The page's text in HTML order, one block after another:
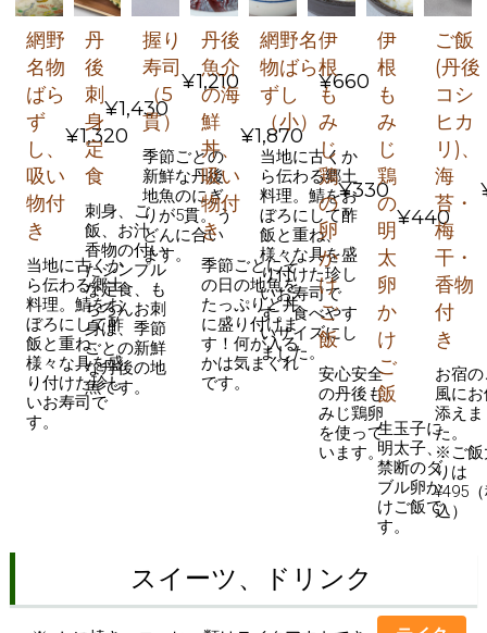
網野
名物
ばら
ず
し、
吸い
物付
き
¥1,320
当地に古くか
ら伝わる郷土
料理。鯖をお
ぼろにして酢
飯と重ね、
様々な具を盛
り付けた珍し
いお寿司で
す。
丹
後
刺
身
定
食
¥1,430
刺身、ご
飯、お汁、
香物の付い
たシンプル
な定食、も
ちろんお刺
身は、季節
ごとの新鮮
な丹後の地
魚です。
握り
寿司
（5
貫）
¥1,210
季節ごとの
新鮮な丹後
地魚のにぎ
りが5貫。う
どんに合い
ます。
丹後
魚介
の海
鮮
丼、
吸い
物付
き
¥1,870
季節ごとにそ
の日の地魚を
たっぷりと丼
に盛り付けま
す！何が入る
かは気まぐれ
です。
網野名
物ばら
ずし
（小）
¥660
当地に古くか
ら伝わる郷土
料理。鯖をお
ぼろにして酢
飯と重ね、
様々な具を盛
り付けた珍し
いお寿司で
す。食べやす
いサイズにし
ました。
伊
根
も
み
じ
鶏
の
卵
か
け
ご
飯
¥330
安心安全
の丹後も
みじ鶏卵
を使って
います。
伊
根
も
み
じ
鶏
の
明
太
卵
か
け
ご
飯
¥440
生玉子に
明太子、
禁断のダ
ブル卵か
けご飯で
す。
ご飯
(丹後
コシ
ヒカ
リ)、
海
苔・
梅
干・
香物
付
き
お宿
風に
添え
た。
※ご飯
りは
¥495
込）
スイーツ、ドリンク